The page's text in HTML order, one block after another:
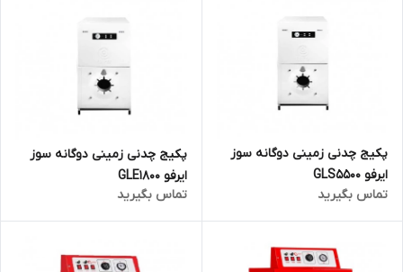
پکیج چدنی زمینی دوگانه سوز
ایرفو GLS5500
تماس بگیرید
پکیج چدنی زمینی دوگانه سوز
ایرفو GLE1800
تماس بگیرید